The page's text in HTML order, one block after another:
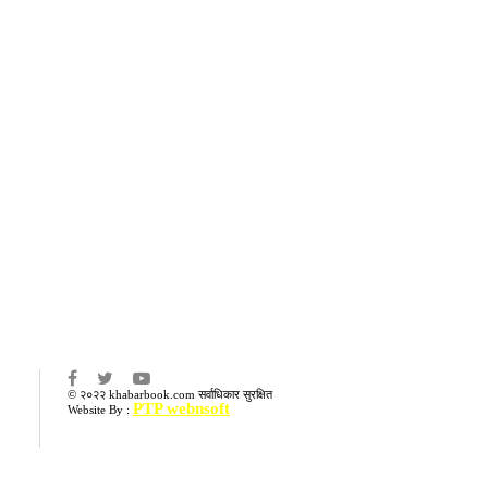
© २०२२ khabarbook.com सर्वाधिकार सुरक्षित
Website By : PTP webnsoft